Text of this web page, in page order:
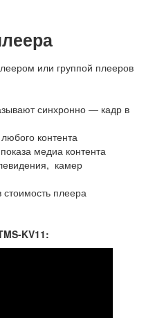
или группой плееров
синхронно — кадр в
контента
медиа контента
камер
плеера
KV11: